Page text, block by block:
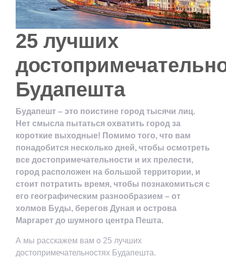
25 лучших
Будапешта
Будапешт – это поистине город тысячи лиц.
Нет смысла пытаться охватить город за
короткие выходные! Помимо того, что вам
понадобится несколько дней, чтобы осмотреть
все достопримечательности и их прелести,
город расположен на большой территории, и
стоит потратить время, чтобы познакомиться с
его географическим разнообразием – от
холмов Буды, берегов Дуная и острова
Маргарет до шумного центра Пешта.
А мы расскажем вам о 25 лучших
достопримечательностях Будапешта.